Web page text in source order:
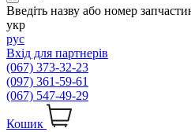
Введіть назву або номер
укр
рус
Вхід для партнерів
(067) 373-32-23
(097) 361-59-61
(067) 547-49-29
Кошик